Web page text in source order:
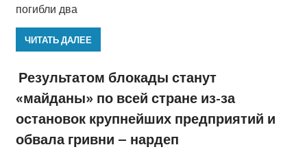
погибли два
ЧИТАТЬ ДАЛЕЕ
Результатом блокады станут
«майданы» по всей стране из-за
остановок крупнейших предприятий и
обвала гривни – нардеп